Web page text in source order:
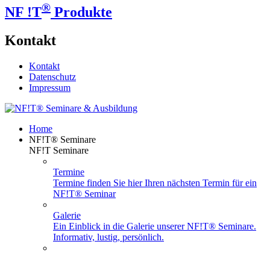
NF !T® Produkte
Kontakt
Kontakt
Datenschutz
Impressum
Home
NF!T® Seminare
NF!T Seminare
Termine
Termine finden Sie hier Ihren nächsten Termin für ein
NF!T® Seminar
Galerie
Ein Einblick in die Galerie unserer NF!T® Seminare.
Informativ, lustig, persönlich.